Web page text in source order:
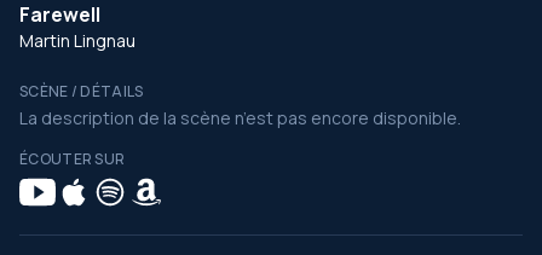
Farewell
Martin Lingnau
SCÈNE / DÉTAILS
La description de la scène n’est pas encore disponible.
ÉCOUTER SUR